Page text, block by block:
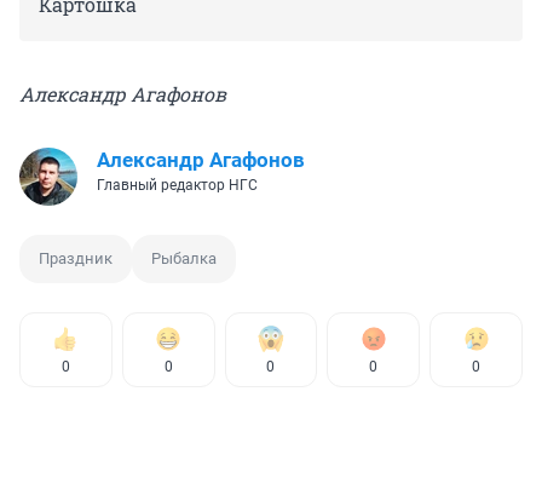
Александр Агафонов
Александр Агафонов
Главный редактор НГС
Праздник Рыбалка
0 0 0 0 0